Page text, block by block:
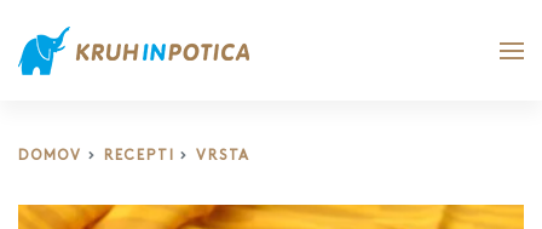
DOMOV RECEPTI VRSTA